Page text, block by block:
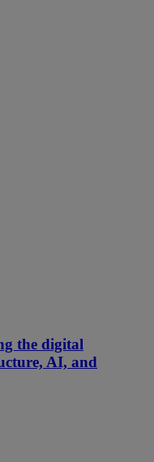
the digital
AI, and